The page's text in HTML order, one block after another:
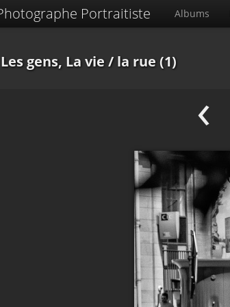
Portraitiste Albums
gens, La vie/ la rue (1)
‹